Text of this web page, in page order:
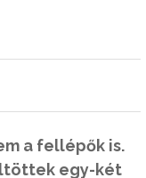
a fellépők is.
egy-két